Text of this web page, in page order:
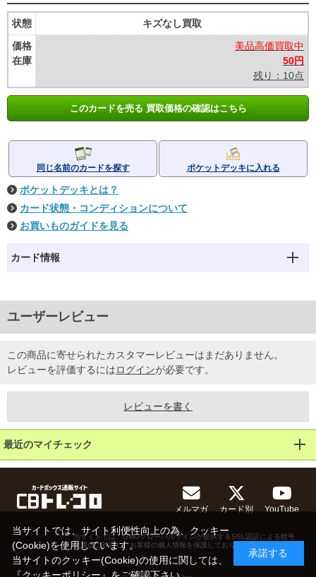
状態
価格
在庫
キズなし買取
美品高価買取中
50円
残り：10点
このカードを売る 買取価格の確認はこちら
同じ名前のカードを探す ポケットデッキに入れる
ポケットデッキとは？
カード状態・コンディションについて
お買いものガイドを見る
カード情報
ユーザーレビュー
この商品に寄せられたカスタマーレビューはまだありません。
レビューを評価するにはログインが必要です。
レビューを書く
最近のマイチェック
メルマガ カード別 YouTube
当サイトでは、GMOグローバルサインが提供するSSL認証による暗号
化通信に対応し、お客様の個人情報を保護しております。
当サイトでは、サイト利便性向上の為、クッキー
(Cookie)を使用しています。
当サイトのクッキー(Cookie)の使用に関しては、
承諾する